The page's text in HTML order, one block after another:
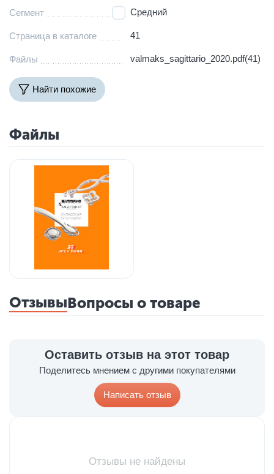
Сегмент Средний
Страница в каталоге 41
Файлы valmaks_sagittario_2020.pdf(41)
Найти похожие
Файлы
ОтзывыВопросы о товаре
Оставить отзыв на этот товар
Поделитесь мнением с другими покупателями
Написать отзыв
Отзывы не найдены